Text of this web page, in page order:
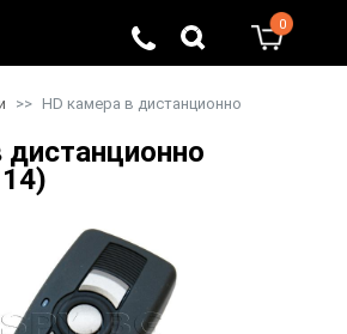
0
HD камера в дистанционно
дистанционно